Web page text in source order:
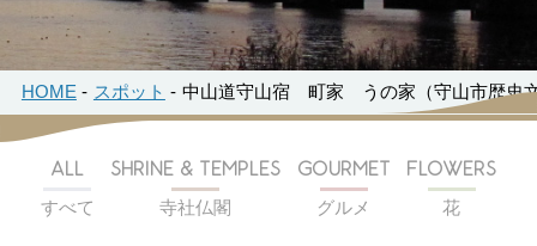
HOME スポット 中山道守山宿 町家 うの家（守山市歴史
ALL
すべて
SHRINE & TEMPLES
寺社仏閣
GOURMET
グルメ
FLOWERS
花